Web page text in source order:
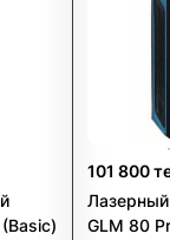
101 800
GLM 80